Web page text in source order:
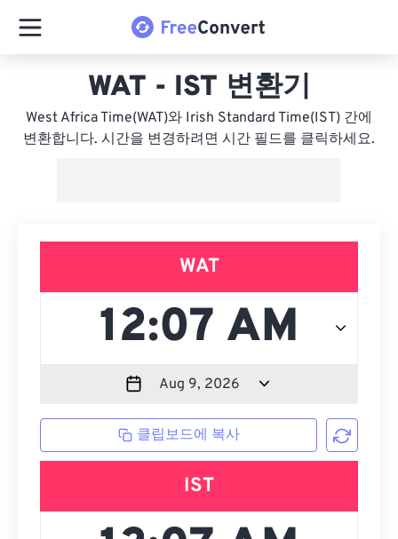
WAT - IST 변환기
West Africa Time(WAT)와 Irish Standard Time(IST) 간에
변환합니다. 시간을 변경하려면 시간 필드를 클릭하세요.
WAT
클립보드에 복사
IST